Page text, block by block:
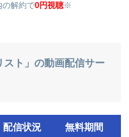
解約で0円視聴※
スト」の動画配信サー
配信状況 無料期間